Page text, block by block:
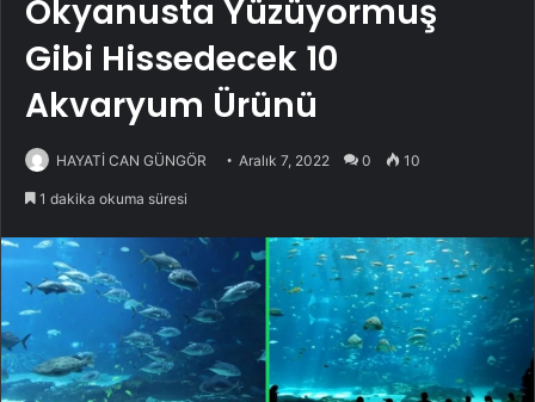
Okyanusta Yüzüyormuş
Gibi Hissedecek 10
Akvaryum Ürünü
HAYATİ CAN GÜNGÖR Aralık 7, 2022 0 10
1 dakika okuma süresi